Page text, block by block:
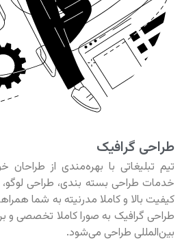
طراحی گرافیک
تیم تبلیغاتی با بهره‌مندی از طراحان
خدمات طراحی بسته بندی، طراحی لوگو،
کیفیت بالا و کاملا مدرنیته به شما
طراحی گرافیک به صورا کاملا تخصصی و
بین‌المللی طراحی می‌شود.